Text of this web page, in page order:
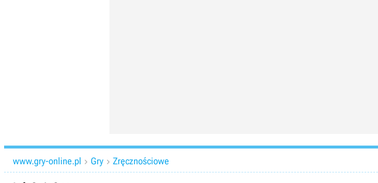
www.gry-online.pl  Gry  Zręcznościowe